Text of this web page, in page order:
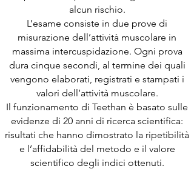
alcun rischio.
L’esame consiste in due prove di
misurazione dell’attività muscolare in
massima intercuspidazione. Ogni prova
dura cinque secondi, al termine dei quali
vengono elaborati, registrati e stampati i
valori dell’attività muscolare.
Il funzionamento di Teethan è basato sulle
evidenze di 20 anni di ricerca scientifica:
risultati che hanno dimostrato la ripetibilità
e l’affidabilità del metodo e il valore
scientifico degli indici ottenuti.